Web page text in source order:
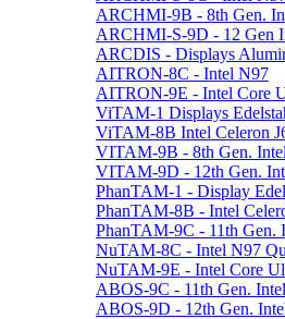
ARCHMI-9B - 8th Gen.
ARCHMI-S-9D - 12 Gen
ARCDIS - Displays
AITRON-8C - Intel N97
AITRON-9E - Intel Core
ViTAM-1 Displays
ViTAM-8B Intel Celeron
VITAM-9B - 8th Gen.
VITAM-9D - 12th Gen.
PhanTAM-1 - Display
PhanTAM-8B - Intel
PhanTAM-9C - 11th Gen.
NuTAM-8C - Intel N97
NuTAM-9E - Intel Core
ABOS-9C - 11th Gen.
ABOS-9D - 12th Gen.